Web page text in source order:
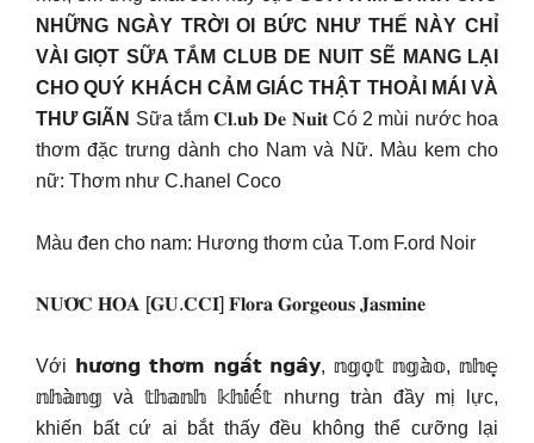
NHỮNG NGÀY TRỜI OI BỨC NHƯ THẾ NÀY CHỈ
VÀI GIỌT SỮA TẮM CLUB DE NUIT SẼ MANG LẠI
CHO QUÝ KHÁCH CẢM GIÁC THẬT THOẢI MÁI VÀ
THƯ GIÃN Sữa tắm 𝐂𝐥.𝐮𝐛 𝐃𝐞 𝐍𝐮𝐢𝐭 Có 2 mùi nước hoa
thơm đặc trưng dành cho Nam và Nữ. Màu kem cho
nữ: Thơm như C.hanel Coco
Màu đen cho nam: Hương thơm của T.om F.ord Noir
𝐍𝐔̛𝐎̛́𝐂 𝐇𝐎𝐀 [𝐆𝐔.𝐂𝐂𝐈] 𝐅𝐥𝐨𝐫𝐚 𝐆𝐨𝐫𝐠𝐞𝐨𝐮𝐬 𝐉𝐚𝐬𝐦𝐢𝐧𝐞
Với 𝗵𝘂̛𝗼̛𝗻𝗴 𝘁𝗵𝗼̛𝗺 𝗻𝗴𝗮̂́𝘁 𝗻𝗴𝗮̂𝘆, 𝕟𝕘𝕠̣𝕥 𝕟𝕘𝕒̀𝕠, 𝕟𝕙𝕖̣
𝕟𝕙𝕒̀𝕟𝕘 và 𝕥𝕙𝕒𝕟𝕙 𝕜𝕙𝕚𝕖̂́𝕥 nhưng tràn đầy mị lực,
khiến bất cứ ai bắt thấy đều không thể cưỡng lại